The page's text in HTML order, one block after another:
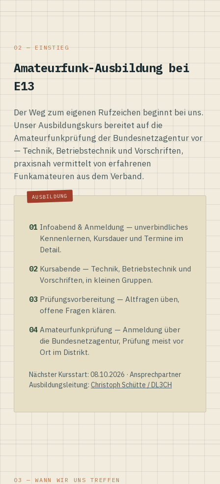
02 — EINSTIEG
Amateurfunk-Ausbildung bei
E13
Der Weg zum eigenen Rufzeichen beginnt bei uns.
Unser Ausbildungskurs bereitet auf die
Amateurfunkprüfung der Bundesnetzagentur vor
— Technik, Betriebstechnik und Vorschriften,
praxisnah vermittelt von erfahrenen
Funkamateuren aus dem Verband.
01 Infoabend & Anmeldung — unverbindliches
Kennenlernen, Kursdauer und Termine im
Detail.
02 Kursabende — Technik, Betriebstechnik und
Vorschriften, in kleinen Gruppen.
03 Prüfungsvorbereitung — Altfragen üben,
offene Fragen klären.
04 Amateurfunkprüfung — Anmeldung über
die Bundesnetzagentur, Prüfung meist vor
Ort im Distrikt.
Nächster Kursstart: 08.10.2026 · Ansprechpartner
Ausbildungsleitung: Christoph Schütte / DL3CH
03 — WANN WIR UNS TREFFEN